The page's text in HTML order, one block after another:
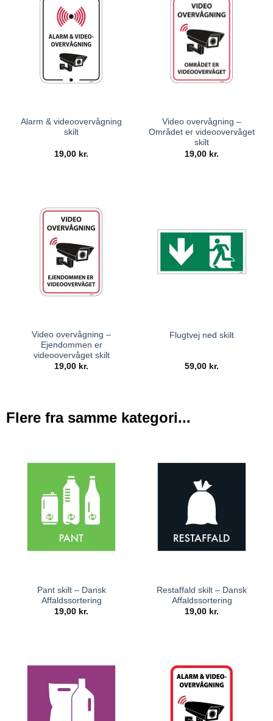
Alarm & videoovervågning
skilt
19,00 kr.
Video overvågning –
Området er videoovervåget
skilt
19,00 kr.
Video overvågning –
Ejendommen er
videoovervåget skilt
19,00 kr.
Flugtvej ned skilt
59,00 kr.
Flere fra samme kategori...
Pant skilt – Dansk
Affaldssortering
19,00 kr.
Restaffald skilt – Dansk
Affaldssortering
19,00 kr.